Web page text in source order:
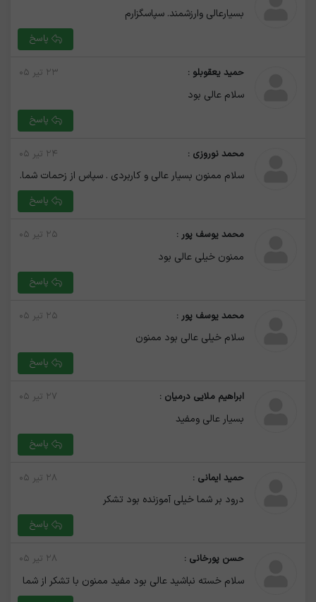
بسیارعالی وارزشمند. سپاسگزارم
پاسخ
۲۳ تیر ۰۵ حمید یعقوبلو :
سلام عالی بود
پاسخ
۲۴ تیر ۰۵ محمد نوروزی :
سلام ممنون بسیار عالی و کاربردی . سپاس از زحمات شما.
پاسخ
۲۵ تیر ۰۵ محمد یوسف پور :
ممنون خیلی عالی بود
پاسخ
۲۵ تیر ۰۵ محمد یوسف پور :
سلام خیلی عالی بود ممنون
پاسخ
۲۷ تیر ۰۵ ابراهیم ملایی درمیان :
بسیار عالی ومفید
پاسخ
۲۸ تیر ۰۵ حمید ایمانی :
درود بر شما خیلی آموزنده بود تشکر
پاسخ
۲۸ تیر ۰۵ حسن پورخانی :
سلام خسته نباشید عالی بود مفید ممنون با تشکر از شما